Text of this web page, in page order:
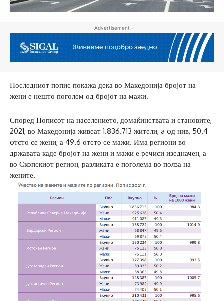
- Advertisement -
Последниот попис покажа дека во Македонија бројот на
жени е нешто поголем од бројот на мажи.
Според Пописот на населението, домаќинствата и становите,
2021, во Македонија живеат 1.836.713 жители, a oд нив, 50.4
oтсто се жени, а 49.6 отсто се мажи. Има региони во
државата каде бројот на жени и мажи е речиси изедначен, а
во Скопскиот регион, разликата е поголема во полза на
жените.